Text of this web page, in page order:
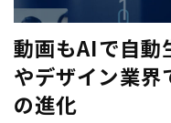
動画もAIで自動
やデザイン業界
の進化